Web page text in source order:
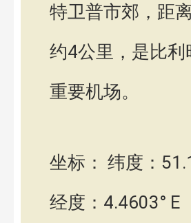
特卫普市郊，距
约4公里，是比利
重要机场。
坐标： 纬度：
经度：4.4603° E